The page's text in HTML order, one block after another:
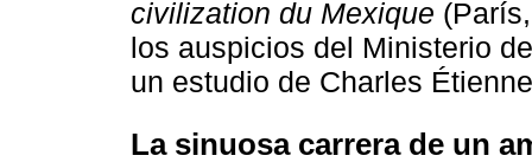
civilization du Mexique
los auspicios del Ministerio
un estudio de Charles
La sinuosa carrera de un